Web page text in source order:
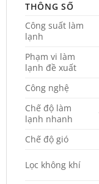
THÔNG SỐ
Công suất làm
lạnh
Phạm vi làm
lạnh đề xuất
Công nghệ
Chế độ làm
lạnh nhanh
Chế độ gió
Lọc không khí